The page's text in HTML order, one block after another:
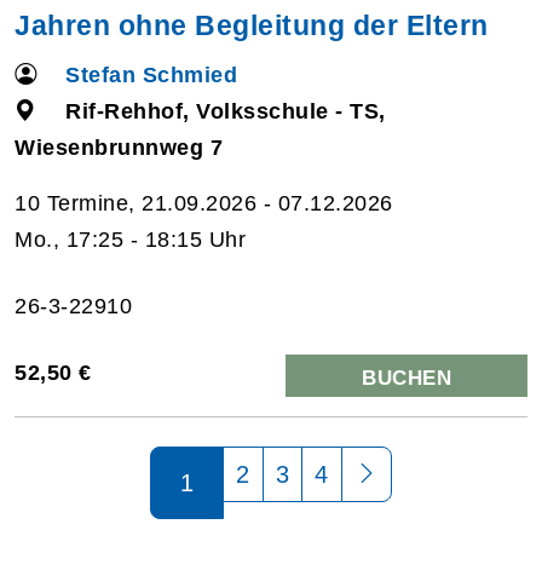
Jahren ohne Begleitung der Eltern
Stefan Schmied
Rif-Rehhof, Volksschule - TS,
Wiesenbrunnweg 7
10 Termine, 21.09.2026 - 07.12.2026
Mo., 17:25 - 18:15 Uhr
26-3-22910
52,50 € BUCHEN
1 2 3 4